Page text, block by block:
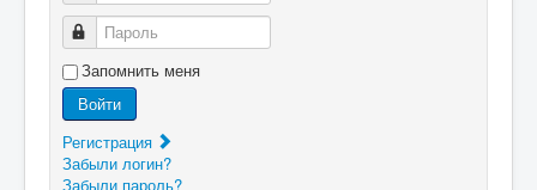
Пароль
Запомнить меня
Войти
Регистрация
Забыли логин?
Забыли пароль?